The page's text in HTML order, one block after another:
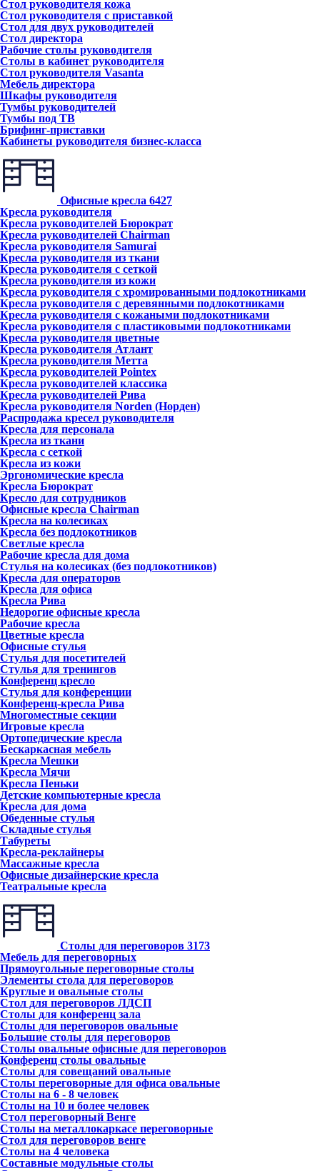
Стол руководителя кожа
Стол руководителя с приставкой
Стол для двух руководителей
Стол директора
Рабочие столы руководителя
Столы в кабинет руководителя
Стол руководителя Vasanta
Мебель директора
Шкафы руководителя
Тумбы руководителей
Тумбы под ТВ
Брифинг-приставки
Кабинеты руководителя бизнес-класса
Офисные кресла 6427
Кресла руководителя
Кресла руководителей Бюрократ
Кресла руководителей Chairman
Кресла руководителя Samurai
Кресла руководителя из ткани
Кресла руководителя с сеткой
Кресла руководителя из кожи
Кресла руководителя с хромированными подлокотниками
Кресла руководителя с деревянными подлокотниками
Кресла руководителя с кожаными подлокотниками
Кресла руководителя с пластиковыми подлокотниками
Кресла руководителя цветные
Кресла руководителя Атлант
Кресла рyководителя Метта
Кресла руководителей Pointex
Кресла руководителей классика
Кресла руководителей Рива
Кресла руководителя Norden (Норден)
Распродажа кресел руководителя
Кресла для персонала
Кресла из ткани
Кресла с сеткой
Кресла из кожи
Эргономические кресла
Кресла Бюрократ
Кресло для сотрудников
Офисные кресла Chairman
Кресла на колесиках
Кресла без подлокотников
Светлые кресла
Рабочие кресла для дома
Стулья на колесиках (без подлокотников)
Кресла для операторов
Кресла для офиса
Кресла Рива
Недорогие офисные кресла
Рабочие кресла
Цветные кресла
Офисные стулья
Стулья для посетителей
Стулья для тренингов
Конференц кресло
Стулья для конференции
Конференц-кресла Рива
Многоместные секции
Игровые кресла
Ортопедические кресла
Бескаркасная мебель
Кресла Мешки
Кресла Мячи
Кресла Пеньки
Детские компьютерные кресла
Кресла для дома
Обеденные стулья
Складные стулья
Табуреты
Кресла-реклайнеры
Массажные кресла
Офисные дизайнерские кресла
Театральные кресла
Столы для переговоров 3173
Мебель для переговорных
Прямоугольные переговорные столы
Элементы стола для переговоров
Круглые и овальные столы
Стол для переговоров ЛДСП
Столы для конференц зала
Столы для переговоров овальные
Большие столы для переговоров
Столы овальные офисные для переговоров
Конференц столы овальные
Столы для совещаний овальные
Столы переговорные для офиса овальные
Столы на 6 - 8 человек
Столы на 10 и более человек
Стол переговорный Венге
Столы на металлокаркасе переговорные
Стол для переговоров венге
Столы на 4 человека
Составные модульные столы